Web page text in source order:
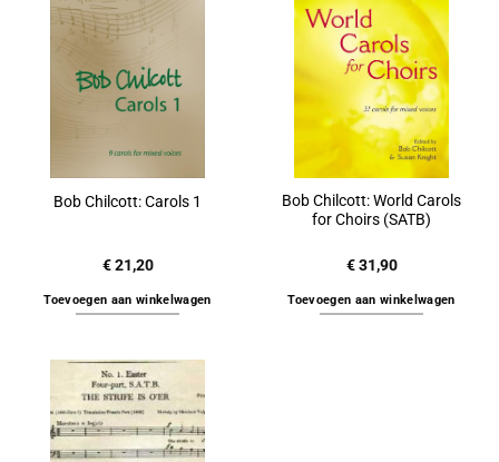
Bob Chilcott: Carols 1
€21,20
Toevoegen aan winkelwagen
Bob Chilcott: World Carols
for Choirs (SATB)
€31,90
Toevoegen aan winkelwagen